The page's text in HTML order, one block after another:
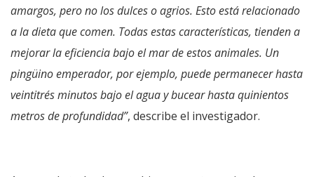
amargos, pero no los dulces o agrios. Esto está relacionado
a la dieta que comen. Todas estas características, tienden a
mejorar la eficiencia bajo el mar de estos animales. Un
pingüino emperador, por ejemplo, puede permanecer hasta
veintitrés minutos bajo el agua y bucear hasta quinientos
metros de profundidad”, describe el investigador.